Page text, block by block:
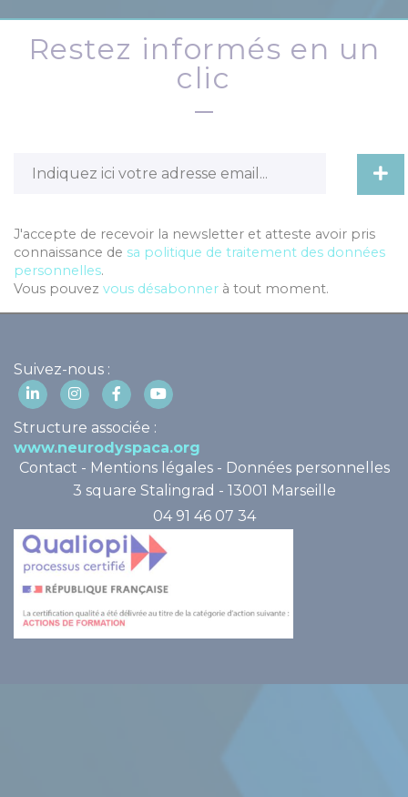
Restez informés en un
clic
J'accepte de recevoir la newsletter et atteste avoir pris
connaissance de sa politique de traitement des données
personnelles.
Vous pouvez vous désabonner à tout moment.
Suivez-nous :
Structure associée :
www.neurodyspaca.org
Contact - Mentions légales- Données personnelles
3 square Stalingrad - 13001 Marseille
04 91 46 07 34